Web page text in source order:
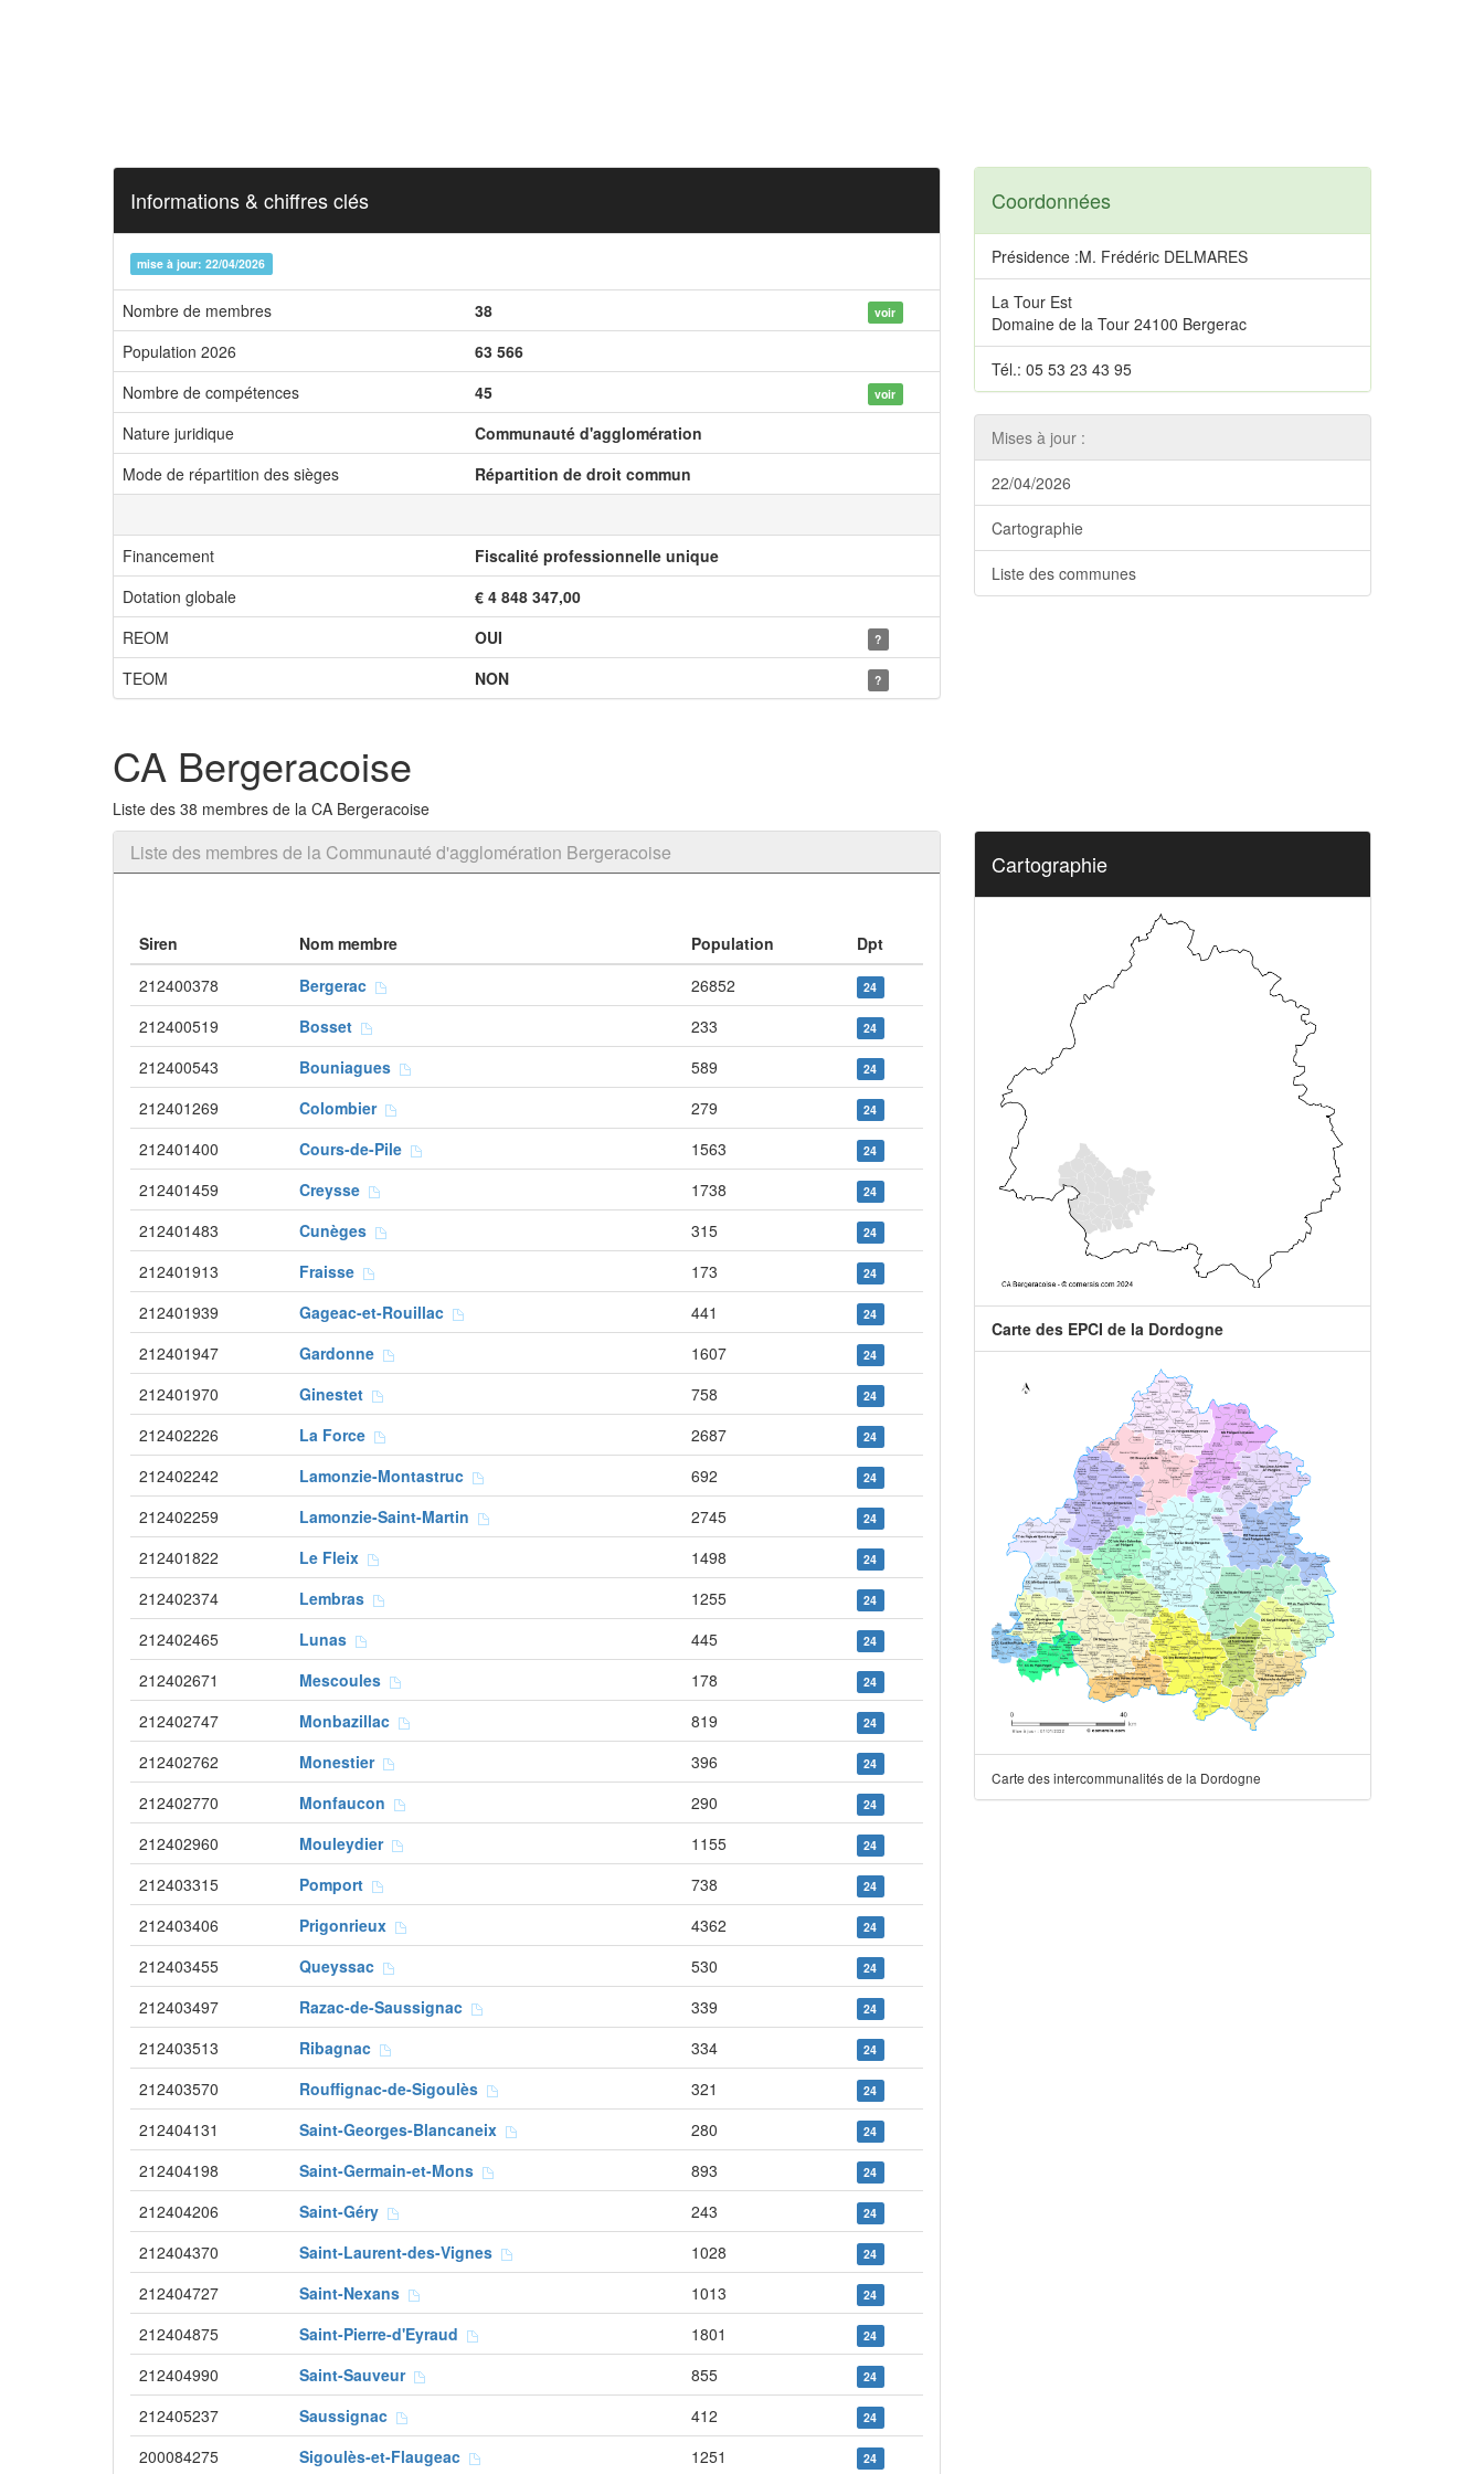
Informations & chiffres clés
mise à jour: 22/04/2026
Nombre de membres 38 voir
Population 2026
63 566
Nombre de compétences
45 voir
Nature juridique
Communauté d'agglomération
Mode de répartition des sièges
Répartition de droit commun
Financement
Fiscalité professionnelle unique
Dotation globale
€ 4 848 347,00
REOM
OUI ?
TEOM NON ?
Coordonnées
Présidence :M. Frédéric DELMARES
La Tour Est
Domaine de la Tour 24100 Bergerac
Tél.: 05 53 23 43 95
Mises à jour :
22/04/2026
Cartographie
Liste des communes
CA Bergeracoise
Liste des 38 membres de la CA Bergeracoise
Liste des membres de la Communauté d'agglomération Bergeracoise
Siren Nom membre Population
Dpt
212400378
Bergerac 26852 24
212400519 Bosset 233 24
212400543 Bouniagues 589 24
212401269 Colombier 279 24
212401400 Cours-de-Pile 1563 24
212401459 Creysse 1738 24
212401483 Cunèges 315 24
212401913 Fraisse 173 24
212401939 Gageac-et-Rouillac 441 24
212401947 Gardonne 1607 24
212401970 Ginestet 758 24
212402226 La Force 2687 24
212402242 Lamonzie-Montastruc 692 24
212402259 Lamonzie-Saint-Martin 2745 24
212401822 Le Fleix 1498 24
212402374 Lembras 1255 24
212402465 Lunas 445 24
212402671 Mescoules 178 24
212402747 Monbazillac 819 24
212402762 Monestier 396 24
212402770 Monfaucon 290 24
212402960 Mouleydier 1155 24
212403315 Pomport 738 24
212403406 Prigonrieux 4362 24
212403455 Queyssac 530 24
212403497 Razac-de-Saussignac 339 24
212403513 Ribagnac 334 24
212403570 Rouffignac-de-Sigoulès 321 24
212404131 Saint-Georges-Blancaneix 280 24
212404198 Saint-Germain-et-Mons 893 24
212404206 Saint-Géry 243 24
212404370 Saint-Laurent-des-Vignes 1028 24
212404727 Saint-Nexans 1013 24
212404875 Saint-Pierre-d'Eyraud 1801 24
212404990 Saint-Sauveur 855 24
212405237 Saussignac 412 24
200084275 Sigoulès-et-Flaugeac 1251 24
Cartographie
Carte des EPCI de la Dordogne
Carte des intercommunalités de la Dordogne